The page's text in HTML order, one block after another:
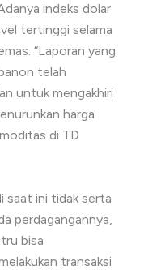
indeks dolar
tertinggi selama
“Laporan yang
telah
untuk mengakhiri
harga
di TD
saat ini tidak serta
perdagangannya,
bisa
transaksi